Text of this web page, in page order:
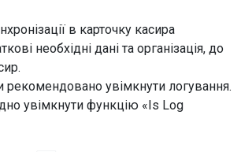
в карточку касира
необхідні дані та організація, до
рекомендовано увімкнути логування.
увімкнути функцію «Is Log